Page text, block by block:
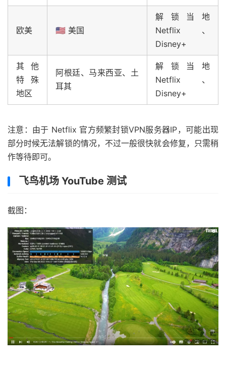
欧美 🇺🇸 美国
解锁当地
Netflix、
Disney+
其他
特殊
地区
阿根廷、马来西亚、土
耳其
解锁当地
Netflix、
Disney+
注意：由于 Netflix 官方频繁封锁VPN服务器IP，可能出现
部分时候无法解锁的情况，不过一般很快就会修复，只需稍
作等待即可。
飞鸟机场 YouTube 测试
截图：